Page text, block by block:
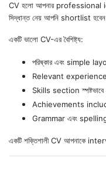
CV হলো আপনার professional
সিদ্ধান্ত নেয় আপনি shortlist হবেন
একটি ভালো CV-এর বৈশিষ্ট্য:
পরিষ্কার এবং simple
Relevant
Skills section স্পষ্টভাবে
Achievements
Grammar এবং
একটি শক্তিশালী CV আপনাকে